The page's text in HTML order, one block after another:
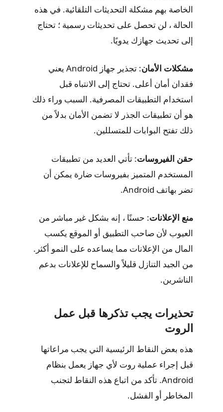
الخاصة بهم مشكلة التحديثات التلقائية. في هذه
الحالة ، لن تحصل على تحديثات رسمية ؛ تحتاج
إلى تحديث جهازك يدويًا.
مشكلات الأمان
: تجذير جهاز Android يعني
فقدان أمان أعلى. تحتاج إلى الانتباه قبل
استخدام التطبيقات المصرفية. السبب وراء ذلك
هو أن تطبيقات الجذر لا تضمن الأمان بدلاً من
ذلك تفتح البوابات للمتسللين.
حقن الفيروسات: تأتي العديد من تطبيقات
المستخدم المتميز بفيروسات ضارة يمكن أن
تضر بهاتف Android.
منع الإعلانات: حسنًا ، إنه بشكل غير مباشر من
العيوب لأن صاحب التطبيق أو الموقع يكسب
المال من الإعلانات مما يساعده على النمو أكثر.
من الجيد التنازل قليلاً والسماح للإعلانات بدعم
الناشرين.
تحذيرات يجب تذكرها قبل عمل
الروت
هذه بعض النقاط الرئيسية التي يجب مراعاتها
قبل إجراء عملية روت لأي جهاز يعمل بنظام
Android. تأكد من اتباع هذه النقاط لتجنب
المخاطر أو الفشل.